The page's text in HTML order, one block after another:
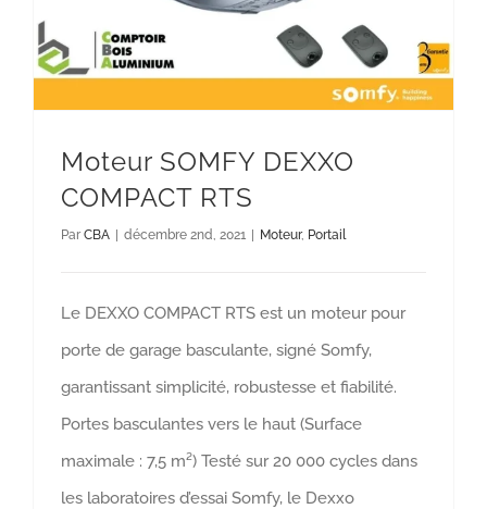
Moteur Portail
Moteur SOMFY DEXXO
COMPACT RTS
Par CBA | décembre 2nd, 2021 | Moteur, Portail
Le DEXXO COMPACT RTS est un moteur pour
porte de garage basculante, signé Somfy,
garantissant simplicité, robustesse et fiabilité.
Portes basculantes vers le haut (Surface
maximale : 7,5 m²) Testé sur 20 000 cycles dans
les laboratoires d’essai Somfy, le Dexxo